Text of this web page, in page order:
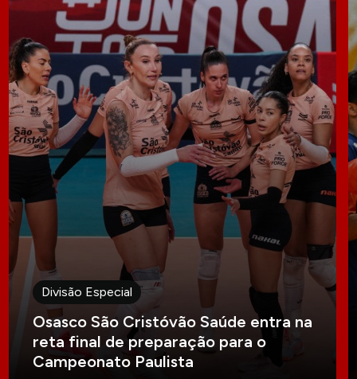
Divisão Especial
Osasco São Cristóvão Saúde entra na
reta final de preparação para o
Campeonato Paulista